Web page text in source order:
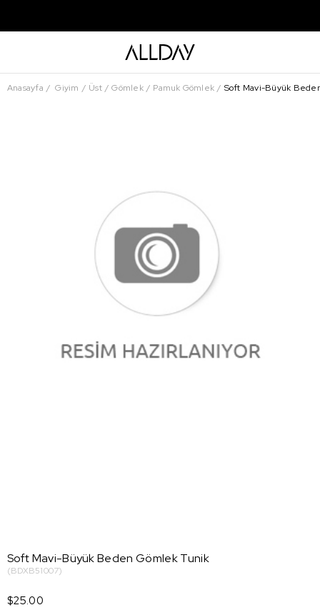
Anasayfa Giyim Üst Gömlek Pamuk Gömlek Soft Mavi-Büyük
Soft Mavi-Büyük Beden Gömlek Tunik
(BDXB51007)
$25.00